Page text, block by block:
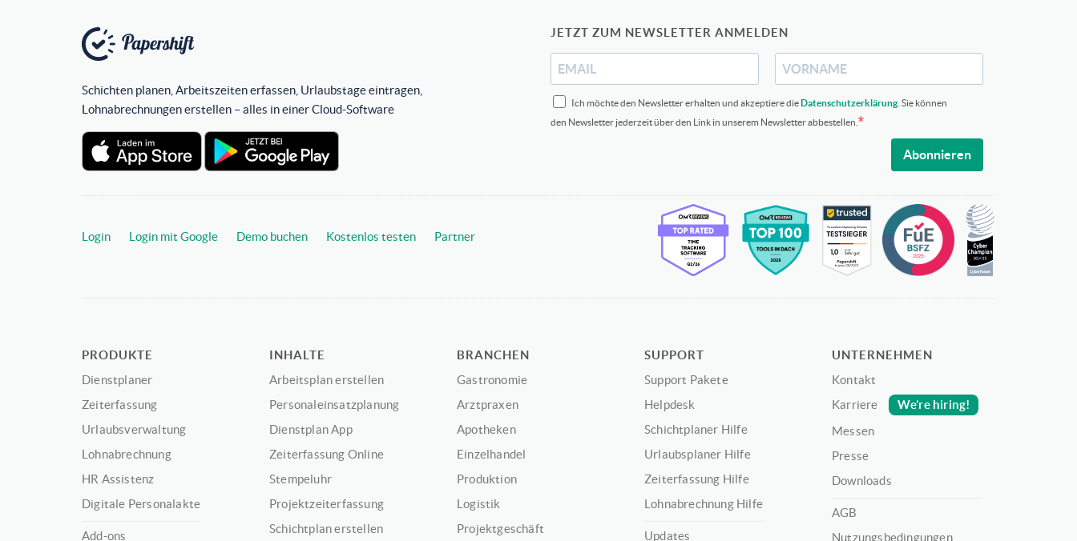
Schichten planen, Arbeitszeiten erfassen, Urlaubstage eintragen,
Lohnabrechnungen erstellen – alles in einer Cloud-Software
JETZT ZUM NEWSLETTER ANMELDEN
Ich möchte den Newsletter erhalten und akzeptiere dieDatenschutzerklärung . Sie können
den Newsletter jederzeit über den Link in unserem Newsletter abbestellen.
Abonnieren
Login Login mit Google Demo buchen Kostenlos testen Partner
PRODUKTE
Dienstplaner
Zeiterfassung
Urlaubsverwaltung
Lohnabrechnung
HR Assistenz
Digitale Personalakte
Add-ons
INHALTE
Arbeitsplan erstellen
Personaleinsatzplanung
Dienstplan App
Zeiterfassung Online
Stempeluhr
Projektzeiterfassung
Schichtplan erstellen
BRANCHEN
Gastronomie
Arztpraxen
Apotheken
Einzelhandel
Produktion
Logistik
Projektgeschäft
SUPPORT
Support Pakete
Helpdesk
Schichtplaner Hilfe
Urlaubsplaner Hilfe
Zeiterfassung Hilfe
Lohnabrechnung Hilfe
Updates
UNTERNEHMEN
Kontakt
Karriere
We’re hiring!
Messen
Presse
Downloads
AGB
Nutzungsbedingungen